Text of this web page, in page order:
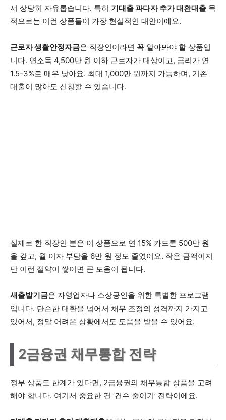
서 상당히 자유롭습니다. 특히 기대출 과다자 추가 대환대출 목
적으로는 이런 상품들이 가장 현실적인 대안이에요.
근로자 생활안정자금은 직장인이라면 꼭 알아봐야 할 상품입
니다. 연소득 4,500만 원 이하 근로자가 대상이고, 금리가 연
1.5-3%로 매우 낮아요. 최대 1,000만 원까지 가능하며, 기존
대출이 많아도 신청할 수 있습니다.
실제로 한 직장인 분은 이 상품으로 연 15% 카드론 500만 원
을 갚고, 월 이자 부담을 6만 원 정도 줄였어요. 작은 금액이지
만 이런 절약이 쌓이면 큰 도움이 됩니다.
새출발기금은 자영업자나 소상공인을 위한 특별한 프로그램
입니다. 단순한 대환을 넘어서 채무 조정의 성격까지 가지고
있어서, 정말 어려운 상황에서도 도움을 받을 수 있어요.
2금융권 채무통합 전략
정부 상품도 한계가 있다면, 2금융권의 채무통합 상품을 고려
해야 합니다. 여기서 중요한 건 ‘건수 줄이기’ 전략이에요.